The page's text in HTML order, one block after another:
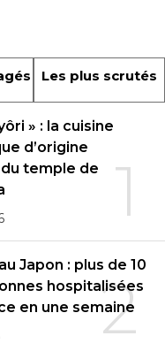
Les plus scrutés
1
» : la cuisine
d’origine
temple de
2
Japon : plus de 10
hospitalisées
en une semaine